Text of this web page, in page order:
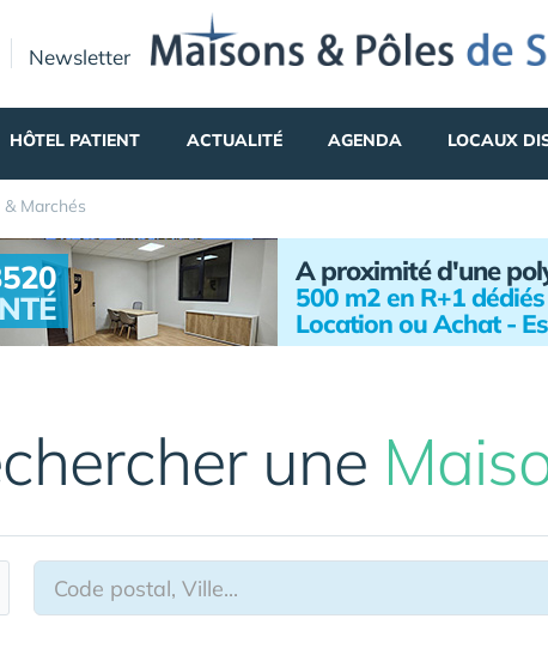
Newsletter
HÔTEL PATIENT ACTUALITÉ AGENDA LOCAUX
Marchés
A proximité d'une
500 m2 en R+1
Location ou Achat -
une